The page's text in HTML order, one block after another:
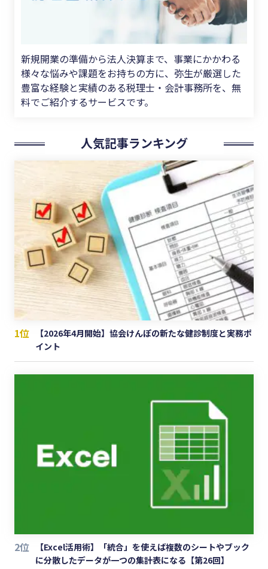
新規開業の準備から法人決算まで、事業にかかわる
様々な悩みや課題をお持ちの方に、弥生が厳選した
豊富な経験と実績のある税理士・会計事務所を、無
料でご紹介するサービスです。
人気記事ランキング
1位
【2026年4月開始】協会けんぽの新たな健診制度と実務ポ
イント
2位
【Excel活用術】「統合」を使えば複数のシートやブック
に分散したデータが一つの集計表になる【第26回】